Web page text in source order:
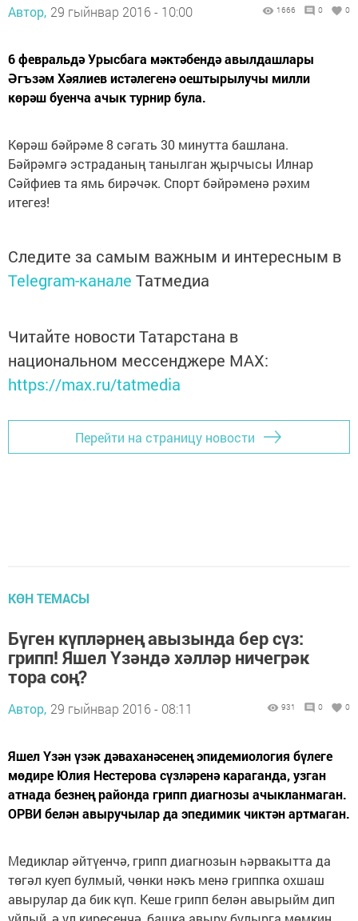
Автор, 29 гыйнвар 2016 - 10:00 1666 0 0
6 февральдә Урысбага мәктәбендә авылдашлары
Әгъзәм Хәялиев истәлегенә оештырылучы милли
көрәш буенча ачык турнир була.
Көрәш бәйрәме 8 сәгать 30 минутта башлана.
Бәйрәмгә эстраданың танылган җырчысы Илнар
Сәйфиев та ямь бирәчәк. Спорт бәйрәменә рәхим
итегез!
Следите за самым важным и интересным в
Telegram-канале Татмедиа
Читайте новости Татарстана в
национальном мессенджере MАХ:
https://max.ru/tatmedia
Перейти на страницу новости
КӨН ТЕМАСЫ
Бүген күпләрнең авызында бер сүз:
грипп! Яшел Үзәндә хәлләр ничегрәк
тора соң?
Автор, 29 гыйнвар 2016 - 08:11 931 0 0
Яшел Үзән үзәк дәваханәсенең эпидемиология бүлеге
мөдире Юлия Нестерова сүзләренә караганда, узган
атнада безнең районда грипп диагнозы ачыкланмаган.
ОРВИ белән авыручылар да эпедимик чиктән артмаган.
Медиклар әйтүенчә, грипп диагнозын һәрвакытта да
төгәл куеп булмый, чөнки нәкъ менә гриппка охшаш
авырулар да бик күп. Кеше грипп белән авырыйм дип